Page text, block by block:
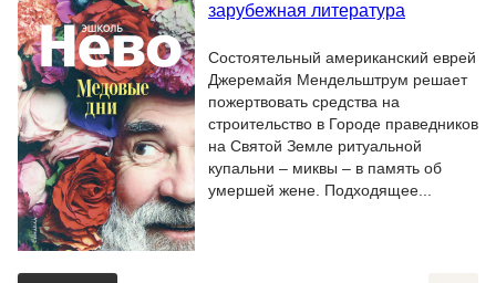
зарубежная литература
Состоятельный американский еврей
Джеремайя Мендельштрум решает
пожертвовать средства на
строительство в Городе праведников
на Святой Земле ритуальной
купальни – миквы – в память об
умершей жене. Подходящее...